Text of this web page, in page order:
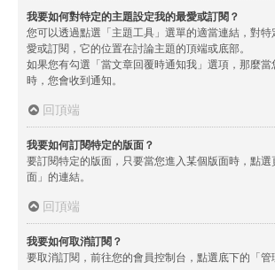
我要如何對特定的主題設定我的最愛或訂閱？
您可以透過點選「主題工具」選單的適當連結，對特
愛或訂閱，它的位置在討論主題的頂端或底部。
如果您有勾選「當文章回覆時通知我」選項，那麼
時，您會收到通知。
回頂端
我要如何訂閱特定的版面？
要訂閱特定的版面，只要當您進入某個版面時，點選
面」的連結。
回頂端
我要如何取消訂閱？
要取消訂閱，前往您的會員控制台，點選底下的「管